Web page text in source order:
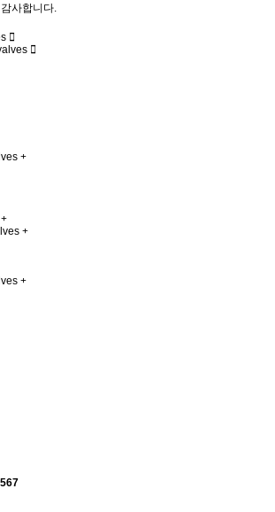
사합니다.